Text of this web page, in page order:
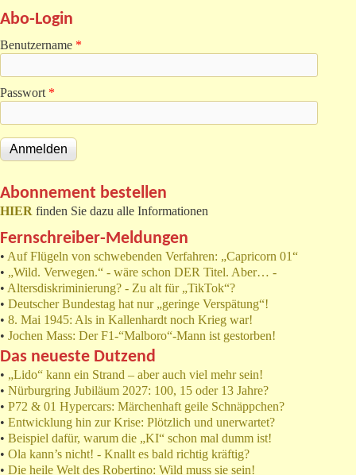
Abo-Login
Benutzername *
Passwort *
Abonnement bestellen
HIER finden Sie dazu alle Informationen
Fernschreiber-Meldungen
• Auf Flügeln von schwebenden Verfahren: „Capricorn 01“
• „Wild. Verwegen.“ - wäre schon DER Titel. Aber… -
• Altersdiskriminierung? - Zu alt für „TikTok“?
• Deutscher Bundestag hat nur „geringe Verspätung“!
• 8. Mai 1945: Als in Kallenhardt noch Krieg war!
• Jochen Mass: Der F1-“Malboro“-Mann ist gestorben!
Das neueste Dutzend
• „Lido“ kann ein Strand – aber auch viel mehr sein!
• Nürburgring Jubiläum 2027: 100, 15 oder 13 Jahre?
• P72 & 01 Hypercars: Märchenhaft geile Schnäppchen?
• Entwicklung hin zur Krise: Plötzlich und unerwartet?
• Beispiel dafür, warum die „KI“ schon mal dumm ist!
• Ola kann’s nicht! - Knallt es bald richtig kräftig?
• Die heile Welt des Robertino: Wild muss sie sein!